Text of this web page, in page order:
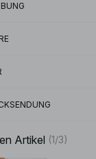
Artikel (1/3)